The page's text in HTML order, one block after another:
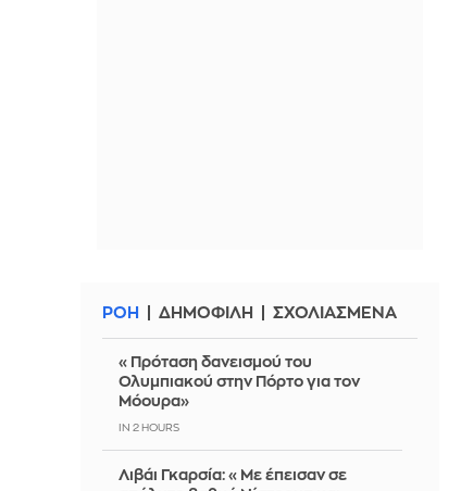
ΡΟΗ ΔΗΜΟΦΙΛΗ ΣΧΟΛΙΑΣΜΕΝΑ
«Πρόταση δανεισμού του
Ολυμπιακού στην Πόρτο για τον
Μόουρα»
IN 2 HOURS
Λιβάι Γκαρσία: «Με έπεισαν σε